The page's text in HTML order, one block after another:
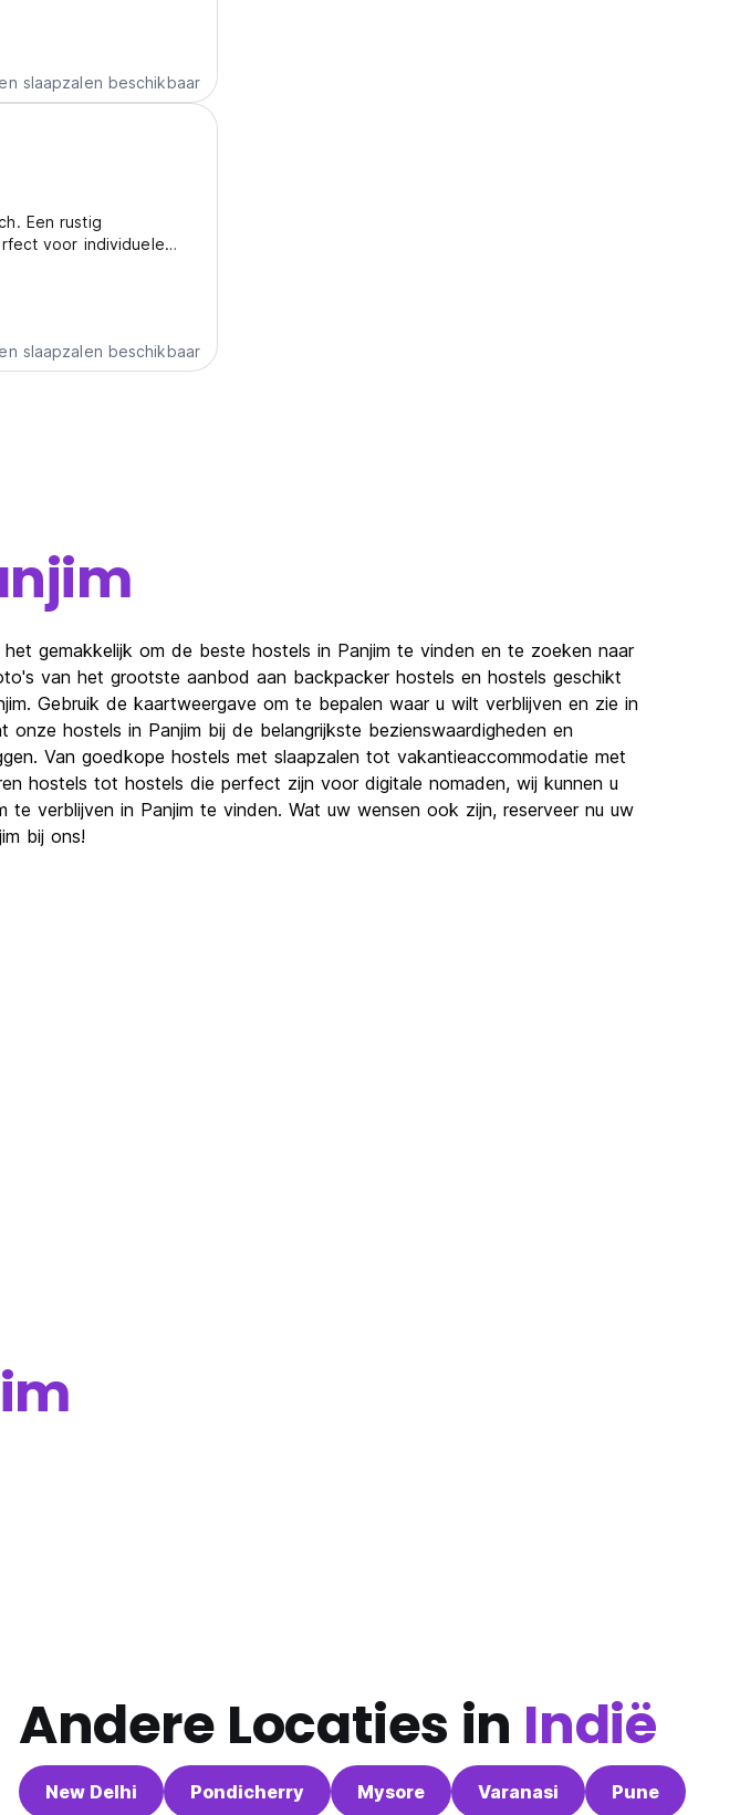
slaapzalen beschikbaar
Een rustig
voor individuele
slaapzalen beschikbaar
gemakkelijk om de beste hostels in Panjim te vinden en te zoeken naar
van het grootste aanbod aan backpacker hostels en hostels geschikt
Gebruik de kaartweergave om te bepalen waar u wilt verblijven en zie in
onze hostels in Panjim bij de belangrijkste bezienswaardigheden en
Van goedkope hostels met slaapzalen tot vakantieaccommodatie met
hostels tot hostels die perfect zijn voor digitale nomaden, wij kunnen u
te verblijven in Panjim te vinden. Wat uw wensen ook zijn, reserveer nu uw
bij ons!
Andere Locaties in Indië
New Delhi Pondicherry Mysore Varanasi Pune